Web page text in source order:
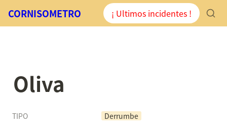
CORNISOMETRO ¡ Ultimos incidentes !
Oliva
TIPO
Derrumbe